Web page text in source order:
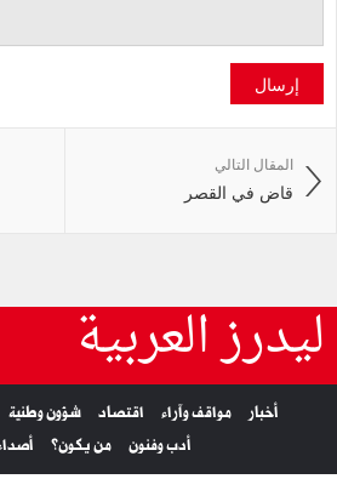
إرسال
المقال التالي
قاض في القصر
ليدرز العربية
أخبار مواقف وآراء اقتصاد شؤون وطنية
أدب وفنون
من يكون؟